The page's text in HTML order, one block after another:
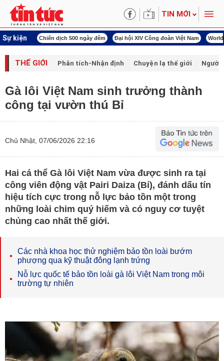
TIN MỚI
Sự kiện
ngày đêm Đại hội XIV Công đoàn Việt Nam World Cup 2026 Kỳ họp thứ
THẾ GIỚI Phân tích-Nhận định Chuyện lạ thế giới Người
Gà lôi Việt Nam sinh trưởng thành
công tại vườn thú Bỉ
Chủ Nhật, 07/06/2026 22:16
Hai cá thể Gà lôi Việt Nam vừa được sinh ra tại
công viên động vật Pairi Daiza (Bỉ), đánh dấu tín
hiệu tích cực trong nỗ lực bảo tồn một trong
những loài chim quý hiếm và có nguy cơ tuyệt
chủng cao nhất thế giới.
Các nhà khoa học thử nghiệm bảo tồn loài bướm
phượng qua kỹ thuật đông lạnh trứng
Nỗ lực quốc tế bảo tồn loài gà lôi Việt Nam trong môi
trường tự nhiên